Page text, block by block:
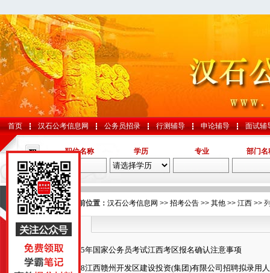
首页 汉石公考信息网 公务员招录 行测辅导 申论辅导 面试辅
职位名称 学历 专业 部门名
导航 您的当前位置： 汉石公考信息网 >> 招考公告 >> 其他 >> 江西 >>
江西
2025年国家公务员考试江西考区报名确认注意事项
2018江西赣州开发区建设投资(集团)有限公司招聘拟录用